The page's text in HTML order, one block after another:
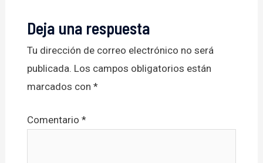
Deja una respuesta
Tu dirección de correo electrónico no será
publicada. Los campos obligatorios están
marcados con *
Comentario *